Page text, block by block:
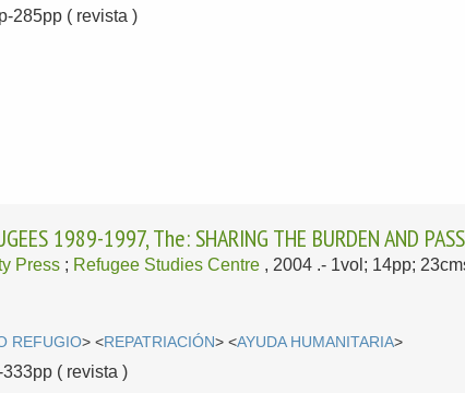
285pp ( revista )
1989-1997, The: SHARING THE BURDEN AND
Press ; Refugee Studies Centre , 2004 .- 1vol; 14pp;
REFUGIO> <REPATRIACIÓN> <AYUDA HUMANITARIA>
( revista )